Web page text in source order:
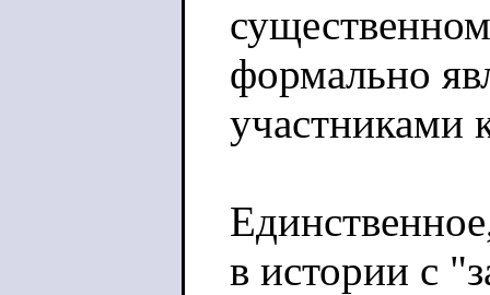
формально
участниками
в истории с